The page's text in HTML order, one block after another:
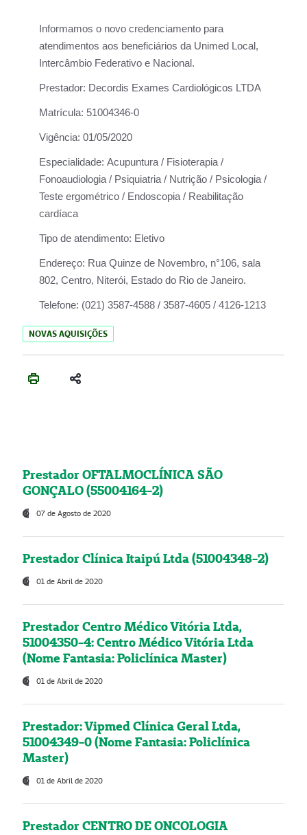
Informamos o novo credenciamento para
atendimentos aos beneficiários da Unimed Local,
Intercâmbio Federativo e Nacional.
Prestador: Decordis Exames Cardiológicos LTDA
Matrícula: 51004346-0
Vigência: 01/05/2020
Especialidade: Acupuntura / Fisioterapia /
Fonoaudiologia / Psiquiatria / Nutrição / Psicologia /
Teste ergométrico / Endoscopia / Reabilitação
cardíaca
Tipo de atendimento: Eletivo
Endereço: Rua Quinze de Novembro, n°106, sala
802, Centro, Niterói, Estado do Rio de Janeiro.
Telefone: (021) 3587-4588 / 3587-4605 / 4126-1213
NOVAS AQUISIÇÕES
Prestador OFTALMOCLÍNICA SÃO
GONÇALO (55004164-2)
07 de Agosto de 2020
Prestador Clínica Itaipú Ltda (51004348-2)
01 de Abril de 2020
Prestador Centro Médico Vitória Ltda,
51004350-4: Centro Médico Vitória Ltda
(Nome Fantasia: Policlínica Master)
01 de Abril de 2020
Prestador: Vipmed Clínica Geral Ltda,
51004349-0 (Nome Fantasia: Policlínica
Master)
01 de Abril de 2020
Prestador CENTRO DE ONCOLOGIA